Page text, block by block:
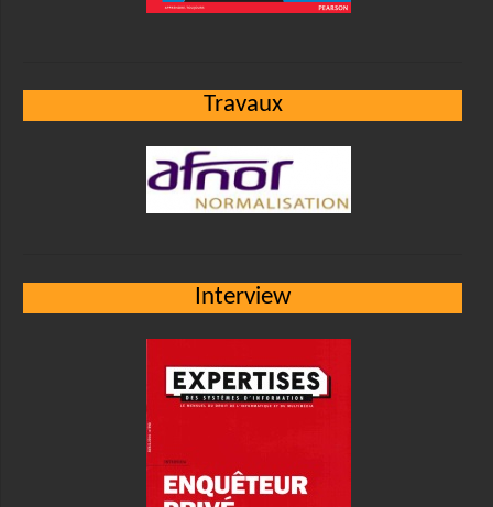
Travaux
Interview